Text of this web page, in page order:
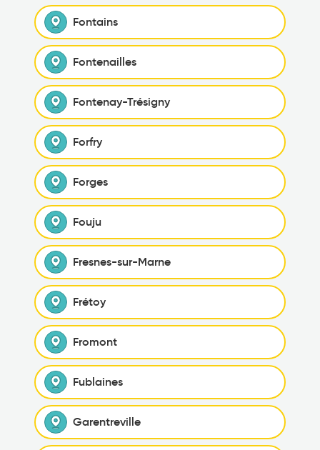
Fontains
Fontenailles
Fontenay-Trésigny
Forfry
Forges
Fouju
Fresnes-sur-Marne
Frétoy
Fromont
Fublaines
Garentreville